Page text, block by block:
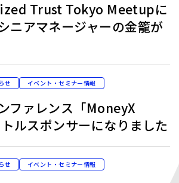
Trust Tokyo Meetupに
ニアマネージャーの金籠が
せ イベント・セミナー情報
ファレンス「MoneyX
ルスポンサーになりました
せ イベント・セミナー情報